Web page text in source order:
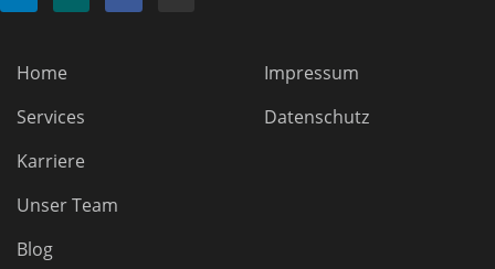
Home
Services
Karriere
Unser Team
Blog
Impressum
Datenschutz